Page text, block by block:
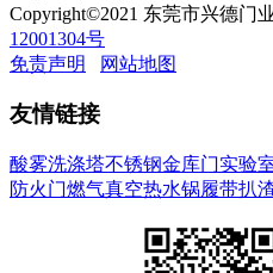
Copyright©2021 东莞市兴德门
12001304号
免责声明
网站地图
友情链接
酸雾洗涤塔不锈钢金库门实验
防火门燃气真空热水锅履带扒